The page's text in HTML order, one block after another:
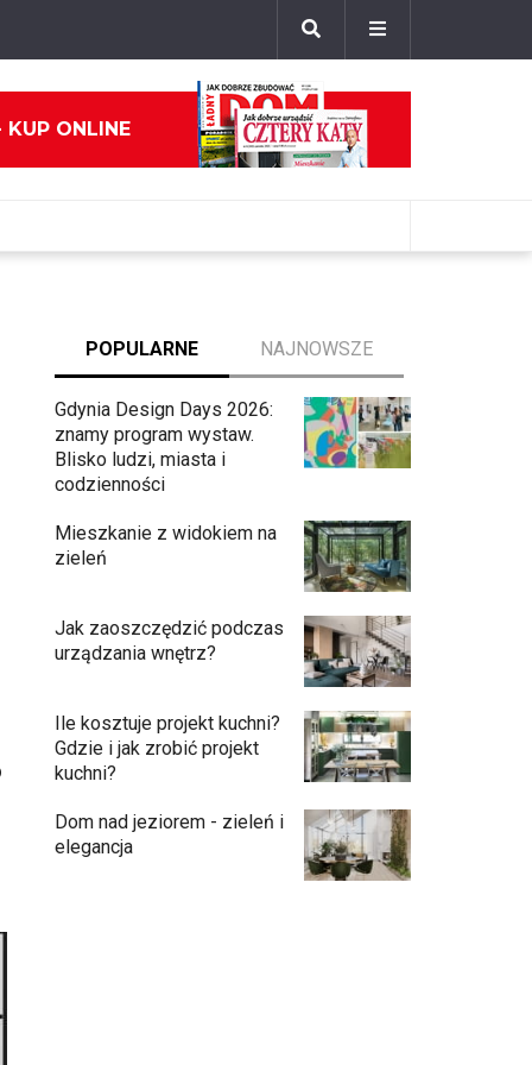
KUP ONLINE
POPULARNE NAJNOWSZE
Gdynia Design Days 2026:
znamy program wystaw.
Blisko ludzi, miasta i
codzienności
Mieszkanie z widokiem na
zieleń
Jak zaoszczędzić podczas
urządzania wnętrz?
Ile kosztuje projekt kuchni?
Gdzie i jak zrobić projekt
kuchni?
Dom nad jeziorem - zieleń i
elegancja